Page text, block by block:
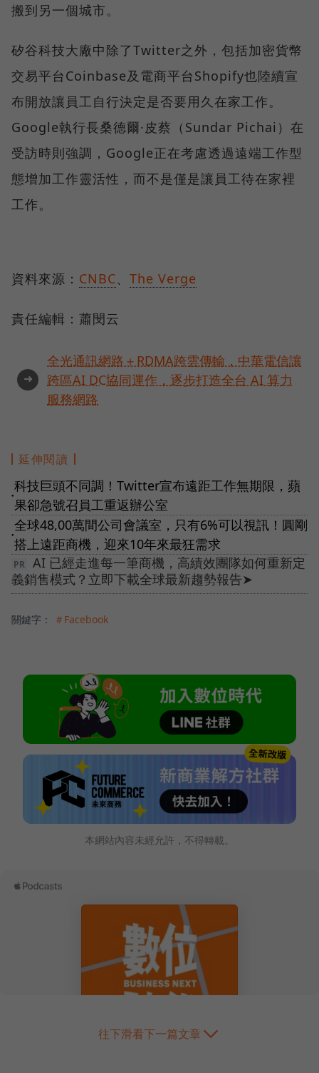
搬到另一個城市。
矽谷科技大廠中除了Twitter之外，包括加密貨幣
交易平台Coinbase及電商平台Shopify也陸續宣
布開放讓員工自行決定是否要用久在家工作。
Google執行長桑德爾·皮蔡（Sundar Pichai）在
受訪時則強調，Google正在考慮透過遠端工作型
態增加工作靈活性，而不是僅是讓員工待在家裡
工作。
資料來源： CNBC The Verge
責任編輯：蕭閔云
➜
全光通訊網路＋RDMA跨雲傳輸，中華電信讓
跨區AI DC協同運作，逐步打造全台 AI 算力
服務網路
延伸閱讀
●
科技巨頭不同調！Twitter宣布遠距工作無期限，蘋
果卻急號召員工重返辦公室
●
全球48,00萬間公司會議室，只有6%可以視訊！圓剛
搭上遠距商機，迎來10年來最狂需求
AI 已經走進每一筆商機，高績效團隊如何重新定
義銷售模式？立即下載全球最新趨勢報告➤
關鍵字： ＃Facebook
本網站內容未經允許，不得轉載。
往下滑看下一篇文章